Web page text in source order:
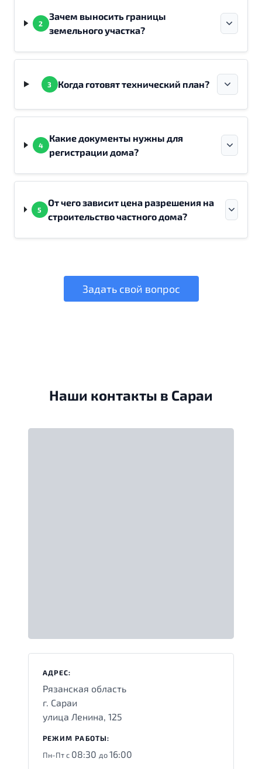
2
Зачем выносить границы
земельного участка?
3 Когда готовят технический план?
4
Какие документы нужны для
регистрации дома?
5
От чего зависит цена разрешения на
строительство частного дома?
Задать свой вопрос
Наши контакты в Сараи
АДРЕС:
Рязанская область
г. Сараи
улица Ленина, 125
РЕЖИМ РАБОТЫ:
Пн-Пт с 08:30 до16:00